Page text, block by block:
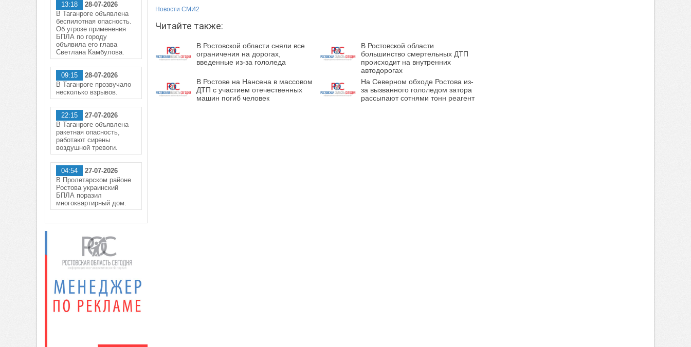
Новости СМИ2
Читайте также:
В Ростовской области сняли все
ограничения на дорогах,
введенные из-за гололеда
В Ростовской области
большинство смертельных ДТП
происходит на внутренних
автодорогах
В Ростове на Нансена в массовом
ДТП с участием отечественных
машин погиб человек
На Северном обходе Ростова из-
за вызванного гололедом затора
рассыпают сотнями тонн реагент
13:18
28-07-2026
В Таганроге объявлена
беспилотная опасность.
Об угрозе применения
БПЛА по городу
объявила его глава
Светлана Камбулова.
09:15
28-07-2026
В Таганроге прозвучало
несколько взрывов.
22:15
27-07-2026
В Таганроге объявлена
ракетная опасность,
работают сирены
воздушной тревоги.
04:54
27-07-2026
В Пролетарском районе
Ростова украинский
БПЛА поразил
многоквартирный дом.